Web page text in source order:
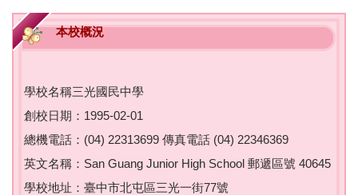
本校概況
學校名稱三光國民中學
創校日期：1995-02-01
總機電話：(04) 22313699 傳真電話 (04) 22346369
英文名稱：San Guang Junior High School 郵遞區號 40645
學校地址：臺中市北屯區三光一街77號